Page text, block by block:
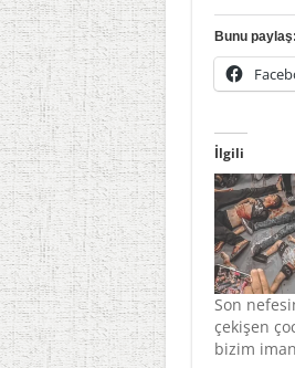
Bunu paylaş:
İlgili
Son
çekişen
bizim